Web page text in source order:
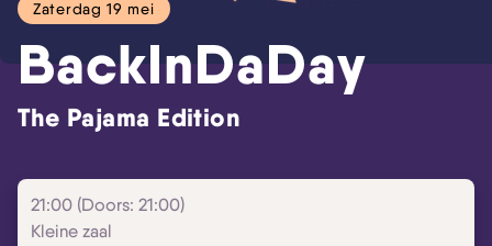
Zaterdag 19 mei
BackInDaDay
The Pajama Edition
21:00 (Doors: 21:00)
Kleine zaal